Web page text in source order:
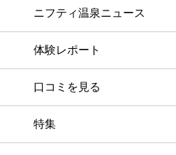
ニフティ温泉ニュース
体験レポート
口コミを見る
特集